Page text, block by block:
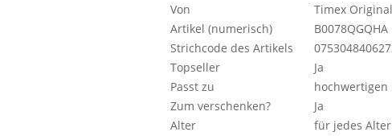
Von
Timex
Artikel (numerisch)
B0078QGQHA
Strichcode des Artikels
Topseller
Ja
Passt zu
Zum verschenken?
Ja
Alter
für jedes Alter